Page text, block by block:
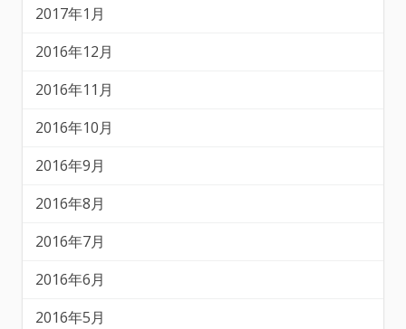
2017年1月
2016年12月
2016年11月
2016年10月
2016年9月
2016年8月
2016年7月
2016年6月
2016年5月